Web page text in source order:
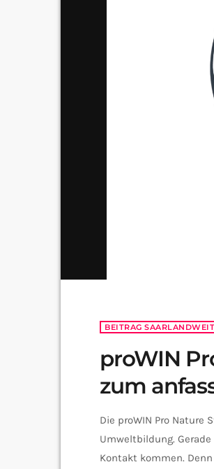
BEITRAG SAARLANDWEIT
proWIN
zum
Die proWIN Pro
Umweltbildung.
Kontakt kommen.